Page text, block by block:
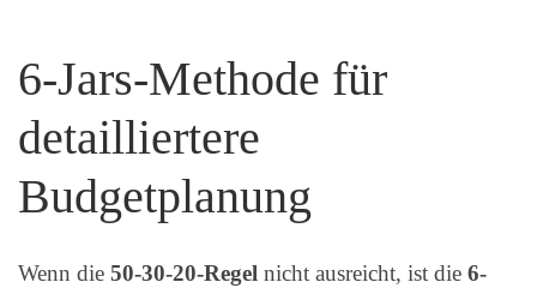
6-Jars-Methode für
detailliertere
Budgetplanung
Wenn die 50-30-20-Regel nicht ausreicht, ist die 6-